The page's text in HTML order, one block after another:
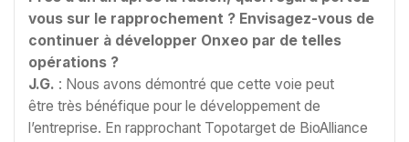
vous sur le rapprochement ? Envisagez-vous de
continuer à développer Onxeo par de telles
opérations ?
J.G. : Nous avons démontré que cette voie peut
être très bénéfique pour le développement de
l’entreprise. En rapprochant Topotarget de BioAlliance